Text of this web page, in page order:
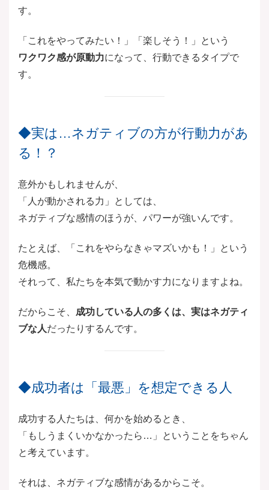
す。
「これをやってみたい！」「楽しそう！」という
ワクワク感が原動力になって、行動できるタイプで
す。
◆実は…ネガティブの方が行動力があ
る！？
意外かもしれませんが、
「人が動かされる力」としては、
ネガティブな感情のほうが、パワーが強いんです。
たとえば、「これをやらなきゃマズいかも！」という
危機感。
それって、私たちを本気で動かす力になりますよね。
だからこそ、 成功している人の多くは、実はネガティ
ブな人だったりするんです。
◆成功者は「最悪」を想定できる人
成功する人たちは、何かを始めるとき、
「もしうまくいかなかったら…」ということをちゃん
と考えています。
それは、ネガティブな感情があるからこそ。